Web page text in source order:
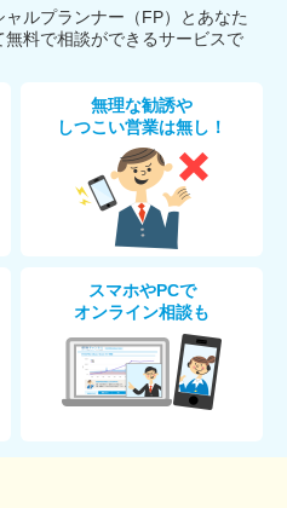
ルプランナー（FP）とあなた
料で相談ができるサービスで
無理な勧誘や
しつこい営業は無し！
スマホやPCで
オンライン相談も